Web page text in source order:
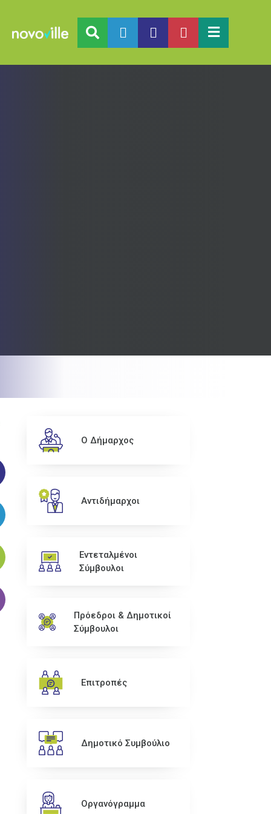
Ο Δήμαρχος
Αντιδήμαρχοι
Εντεταλμένοι
Σύμβουλοι
Πρόεδροι & Δημοτικοί
Σύμβουλοι
Επιτροπές
Δημοτικό Συμβούλιο
Οργανόγραμμα